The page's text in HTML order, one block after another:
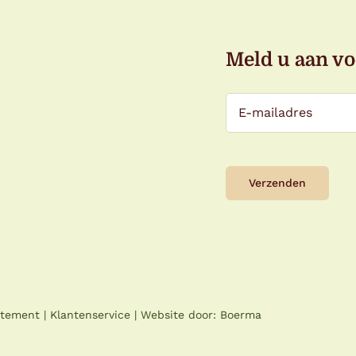
Meld u aan
| Klantenservice | Website door: Boerma